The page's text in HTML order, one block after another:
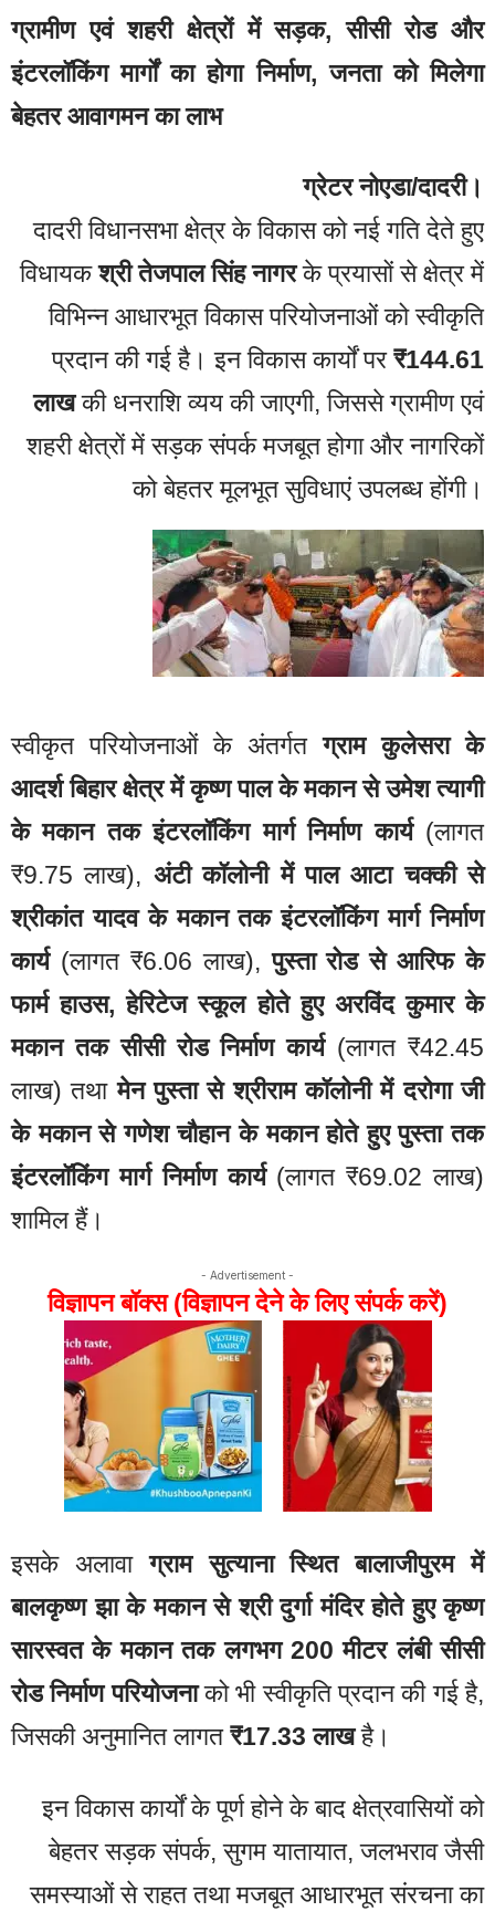
ग्रामीण एवं शहरी क्षेत्रों में सड़क, सीसी रोड और
इंटरलॉकिंग मार्गों का होगा निर्माण, जनता को मिलेगा
बेहतर आवागमन का लाभ
ग्रेटर नोएडा/दादरी।
दादरी विधानसभा क्षेत्र के विकास को नई गति देते हुए
विधायकश्री तेजपाल सिंह नागरके प्रयासों से क्षेत्र में
विभिन्न आधारभूत विकास परियोजनाओं को स्वीकृति
प्रदान की गई है। इन विकास कार्यों पर₹144.61
लाखकी धनराशि व्यय की जाएगी, जिससे ग्रामीण एवं
शहरी क्षेत्रों में सड़क संपर्क मजबूत होगा और नागरिकों
को बेहतर मूलभूत सुविधाएं उपलब्ध होंगी।
स्वीकृत परियोजनाओं के अंतर्गतग्राम कुलेसरा के
आदर्श बिहार क्षेत्र में कृष्ण पाल के मकान से उमेश त्यागी
के मकान तक इंटरलॉकिंग मार्ग निर्माण कार्य(लागत
₹9.75 लाख), अंटी कॉलोनी में पाल आटा चक्की से
श्रीकांत यादव के मकान तक इंटरलॉकिंग मार्ग निर्माण
कार्य(लागत ₹6.06 लाख),पुस्ता रोड से आरिफ के
फार्म हाउस, हेरिटेज स्कूल होते हुए अरविंद कुमार के
मकान तक सीसी रोड निर्माण कार्य(लागत ₹42.45
लाख) तथामेन पुस्ता से श्रीराम कॉलोनी में दरोगा जी
के मकान से गणेश चौहान के मकान होते हुए पुस्ता तक
इंटरलॉकिंग मार्ग निर्माण कार्य(लागत ₹69.02 लाख)
शामिल हैं।
- Advertisement -
विज्ञापन बॉक्स (विज्ञापन देने के लिए संपर्क करें)
इसके अलावाग्राम सुत्याना स्थित बालाजीपुरम में
बालकृष्ण झा के मकान से श्री दुर्गा मंदिर होते हुए कृष्ण
सारस्वत के मकान तक लगभग 200 मीटर लंबी सीसी
रोड निर्माण परियोजनाको भी स्वीकृति प्रदान की गई है,
जिसकी अनुमानित लागत₹17.33 लाखहै।
इन विकास कार्यों के पूर्ण होने के बाद क्षेत्रवासियों को
बेहतर सड़क संपर्क, सुगम यातायात, जलभराव जैसी
समस्याओं से राहत तथा मजबूत आधारभूत संरचना का